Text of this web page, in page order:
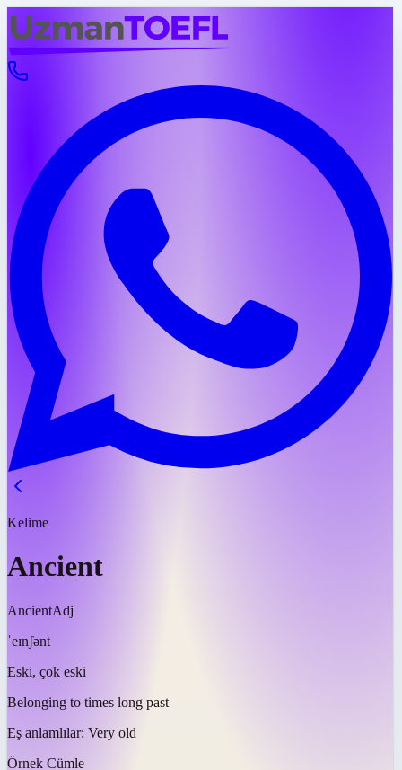
Kelime
Ancient
AncientAdj
ˈeɪnʃənt
Eski, çok eski
Belonging to times long past
Eş anlamlılar: Very old
Örnek Cümle